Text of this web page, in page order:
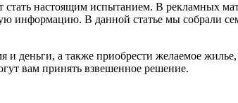
настоящим испытанием. В рекламных
информацию. В данной статье мы собрали
деньги, а также приобрести желаемое
вам принять взвешенное решение.